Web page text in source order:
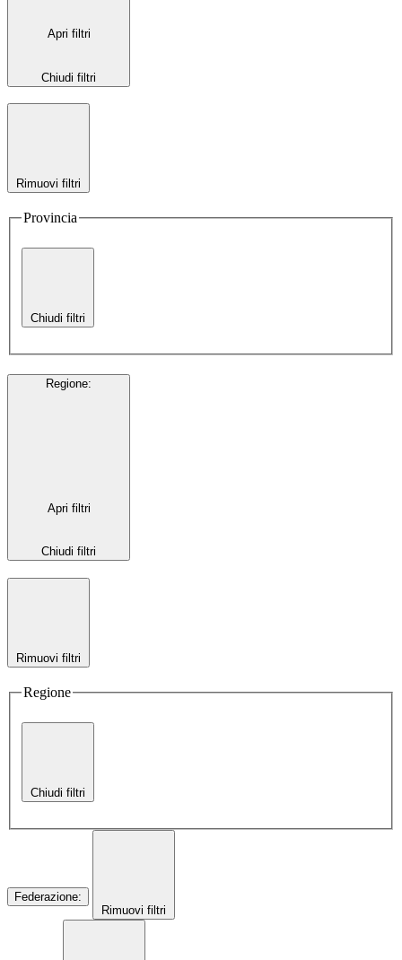
Apri filtri
Chiudi filtri
Rimuovi filtri
Provincia
Chiudi filtri
Regione:
Apri filtri
Chiudi filtri
Rimuovi filtri
Regione
Chiudi filtri
Federazione:
Rimuovi filtri